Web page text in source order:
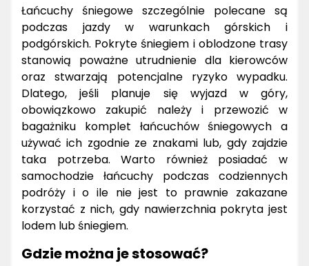
Łańcuchy śniegowe szczególnie polecane są
podczas jazdy w warunkach górskich i
podgórskich. Pokryte śniegiem i oblodzone trasy
stanowią poważne utrudnienie dla kierowców
oraz stwarzają potencjalne ryzyko wypadku.
Dlatego, jeśli planuje się wyjazd w góry,
obowiązkowo zakupić należy i przewozić w
bagażniku komplet łańcuchów śniegowych a
używać ich zgodnie ze znakami lub, gdy zajdzie
taka potrzeba. Warto również posiadać w
samochodzie łańcuchy podczas codziennych
podróży i o ile nie jest to prawnie zakazane
korzystać z nich, gdy nawierzchnia pokryta jest
lodem lub śniegiem.
Gdzie można je stosować?